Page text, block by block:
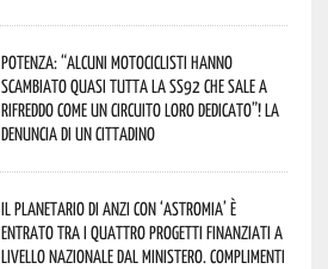
Potenza: “alcuni motociclisti hanno
scambiato quasi tutta la SS92 che sale a
Rifreddo come un circuito loro dedicato”! La
denuncia di un cittadino
Il Planetario di Anzi con ‘Astromia’ è
entrato tra i quattro progetti finanziati a
livello nazionale dal Ministero. Complimenti